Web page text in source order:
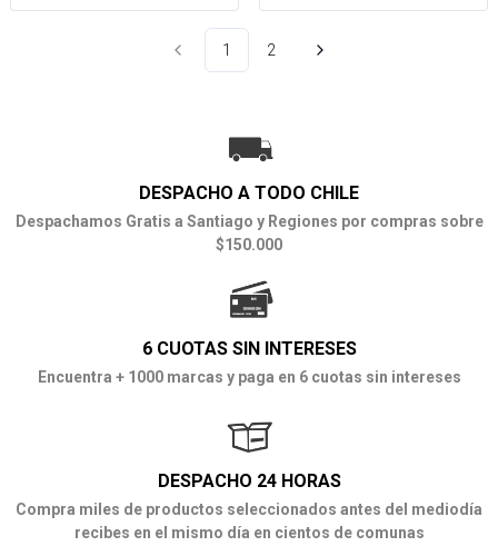
1 2
DESPACHO A TODO CHILE
Despachamos Gratis a Santiago y Regiones por compras sobre
$150.000
6 CUOTAS SIN INTERESES
Encuentra + 1000 marcas y paga en 6 cuotas sin intereses
DESPACHO 24 HORAS
Compra miles de productos seleccionados antes del mediodía
recibes en el mismo día en cientos de comunas